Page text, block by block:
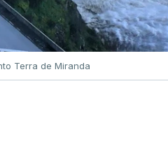
Terra de Miranda